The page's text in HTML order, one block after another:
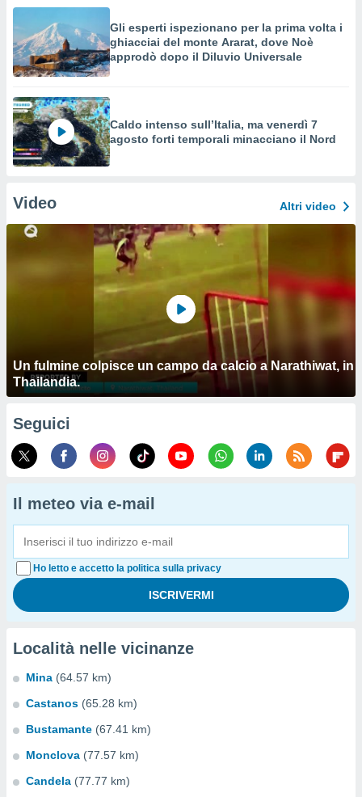
Gli esperti ispezionano per la prima volta i
ghiacciai del monte Ararat, dove Noè
approdò dopo il Diluvio Universale
Caldo intenso sull’Italia, ma venerdì 7
agosto forti temporali minacciano il Nord
Video Altri video
Un fulmine colpisce un campo da calcio a Narathiwat, in
Thailandia.
Seguici
Il meteo via e-mail
Ho letto e accetto la politica sulla privacy
Località nelle vicinanze
Mina (64.57 km)
Castanos (65.28 km)
Bustamante (67.41 km)
Monclova (77.57 km)
Candela (77.77 km)